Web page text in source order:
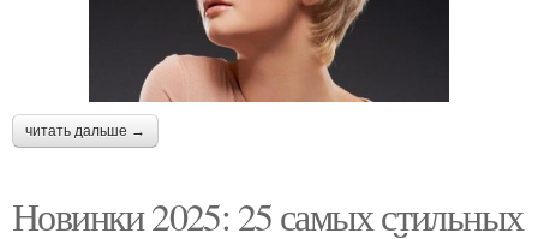
читать дальше →
Новинки 2025: 25 самых стильных